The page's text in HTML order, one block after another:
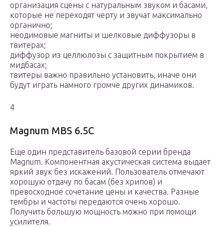
организация сцены с натуральным звуком и басами,
которые не переходят черту и звучат максимально
органично;
неодимовые магниты и шелковые диффузоры в
твитерах;
диффузор из целлюлозы с защитным покрытием в
мидбасах;
твитеры важно правильно установить, иначе они
будут играть намного громче других динамиков.
4
Magnum MBS 6.5C
Еще один представитель базовой серии бренда
Magnum. Компонентная акустическая система выдает
яркий звук без искажений. Пользователь отмечают
хорошую отдачу по басам (без хрипов) и
превосходное сочетание цены и качества. Разные
тембры и частоты передаются очень хорошо.
Получить большую мощность можно при помощи
усилителя.